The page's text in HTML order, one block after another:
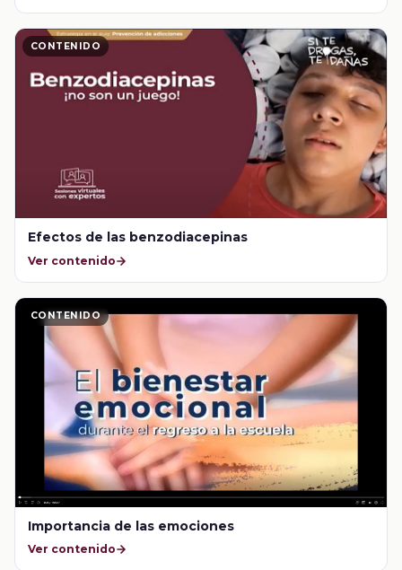
CONTENIDO
Efectos de las benzodiacepinas
Ver contenido
CONTENIDO
Importancia de las emociones
Ver contenido